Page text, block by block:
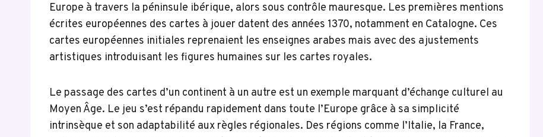
Europe à travers la péninsule ibérique, alors sous contrôle mauresque. Les premières mentions
écrites européennes des cartes à jouer datent des années 1370, notamment en Catalogne. Ces
cartes européennes initiales reprenaient les enseignes arabes mais avec des ajustements
artistiques introduisant les figures humaines sur les cartes royales.
Le passage des cartes d’un continent à un autre est un exemple marquant d’échange culturel au
Moyen Âge. Le jeu s’est répandu rapidement dans toute l’Europe grâce à sa simplicité
intrinsèque et son adaptabilité aux règles régionales. Des régions comme l’Italie, la France,